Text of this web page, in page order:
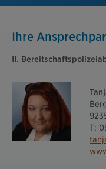
Ihre
II.
T: